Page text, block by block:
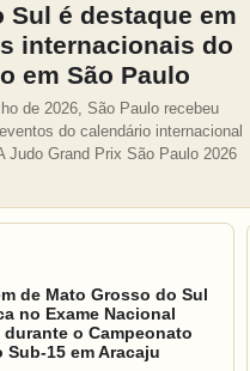
Sul é destaque em
internacionais do
em São Paulo
de 2026, São Paulo recebeu
do calendário internacional
Judo Grand Prix São Paulo 2026
de Mato Grosso do Sul
no Exame Nacional
durante o Campeonato
Sub-15 em Aracaju